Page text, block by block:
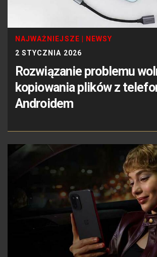
NAJWAŻNIEJSZE
NEWSY
2 STYCZNIA 2026
Rozwiązanie problemu
kopiowania plików z
Androidem